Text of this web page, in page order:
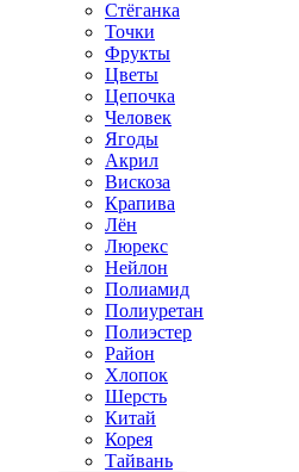
Стёганка
Точки
Фрукты
Цветы
Цепочка
Человек
Ягоды
Акрил
Вискоза
Крапива
Лён
Люрекс
Нейлон
Полиамид
Полиуретан
Полиэстер
Район
Хлопок
Шерсть
Китай
Корея
Тайвань